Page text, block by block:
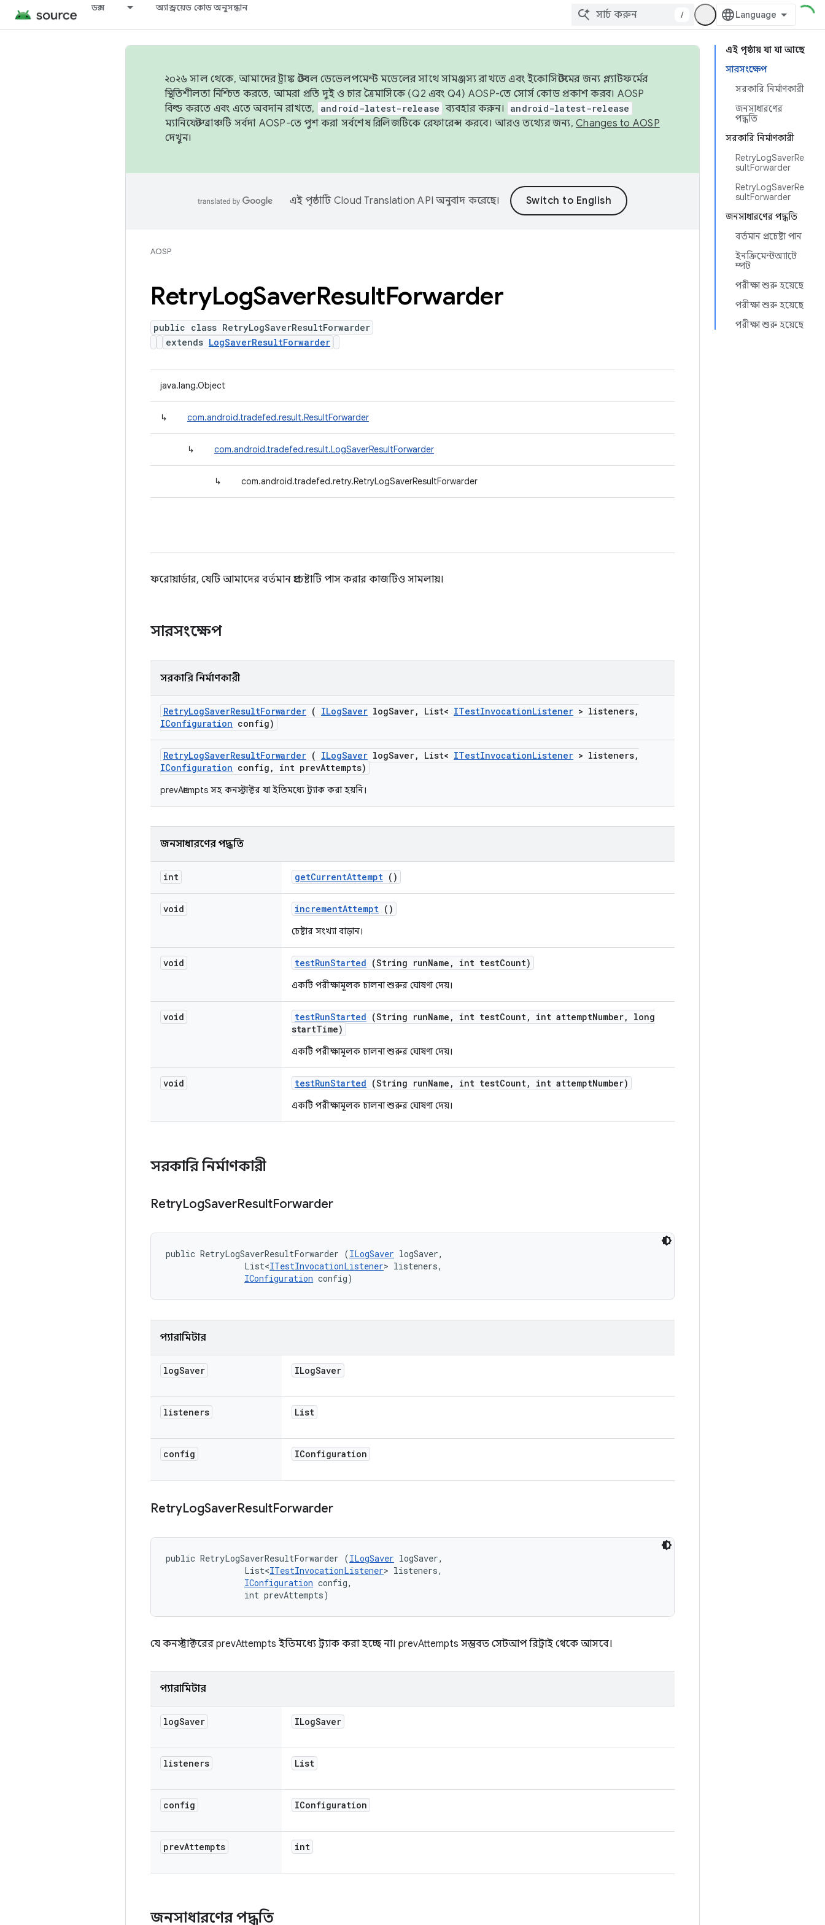
ডক্স অ্যান্ড্রয়েড কোড অনুসন্ধান
/
এই পৃষ্ঠায় যা যা আছে
সারসংক্ষেপ
সরকারি নির্মাণকারী
জনসাধারণের
পদ্ধতি
সরকারি নির্মাণকারী
RetryLogSaverRe
sultForwarder
RetryLogSaverRe
sultForwarder
জনসাধারণের পদ্ধতি
বর্তমান প্রচেষ্টা পান
ইনক্রিমেন্টঅ্যাটে
ম্পট
পরীক্ষা শুরু হয়েছে
পরীক্ষা শুরু হয়েছে
পরীক্ষা শুরু হয়েছে
২০২৬ সাল থেকে, আমাদের ট্রাঙ্ক স্টেবল ডেভেলপমেন্ট মডেলের সাথে সামঞ্জস্য রাখতে এবং ইকোসিস্টেমের জন্য প্ল্যাটফর্মের
স্থিতিশীলতা নিশ্চিত করতে, আমরা প্রতি দুই ও চার ত্রৈমাসিকে (Q2 এবং Q4) AOSP-তে সোর্স কোড প্রকাশ করব। AOSP
বিল্ড করতে এবং এতে অবদান রাখতে,
android-latest-release ব্যবহার করুন। android-latest-release
ম্যানিফেস্ট ব্রাঞ্চটি সর্বদা AOSP-তে পুশ করা সর্বশেষ রিলিজটিকে রেফারেন্স করবে। আরও তথ্যের জন্য, Changes to AOSP
দেখুন।
এই পৃষ্ঠাটি Cloud Translation API অনুবাদ করেছে।
AOSP
RetryLogSaverResultForwarder
public class RetryLogSaverResultForwarder
extends LogSaverResultForwarder
java.lang.Object
↳ com.android.tradefed.result.ResultForwarder
↳ com.android.tradefed.result.LogSaverResultForwarder
↳ com.android.tradefed.retry.RetryLogSaverResultForwarder
ফরোয়ার্ডার, যেটি আমাদের বর্তমান প্রচেষ্টাটি পাস করার কাজটিও সামলায়।
সারসংক্ষেপ
সরকারি নির্মাণকারী
RetryLogSaverResultForwarder ( ILogSaver logSaver, List< ITestInvocationListener > listeners,
IConfiguration config)
RetryLogSaverResultForwarder ( ILogSaver logSaver, List< ITestInvocationListener > listeners,
IConfiguration config , int prevAttempts)
prevAttempts সহ কনস্ট্রাক্টর যা ইতিমধ্যে ট্র্যাক করা হয়নি।
জনসাধারণের পদ্ধতি
int getCurrentAttempt ()
void incrementAttempt ()
চেষ্টার সংখ্যা বাড়ান।
void testRunStarted (String runName , int testCount)
একটি পরীক্ষামূলক চালনা শুরুর ঘোষণা দেয়।
void testRunStarted (String runName , int testCount, int attemptNumber,
long
startTime)
একটি পরীক্ষামূলক চালনা শুরুর ঘোষণা দেয়।
void testRunStarted (String runName , int testCount, int attemptNumber)
একটি পরীক্ষামূলক চালনা শুরুর ঘোষণা দেয়।
সরকারি নির্মাণকারী
RetryLogSaverResultForwarder
public RetryLogSaverResultForwarder (ILogSaver logSaver,
                List<
ITestInvocationListener> listeners,
IConfiguration config)
প্যারামিটার
logSaver ILogSaver
listeners List
config IConfiguration
RetryLogSaverResultForwarder
public RetryLogSaverResultForwarder (ILogSaver logSaver,
                List<
ITestInvocationListener> listeners,
IConfiguration config,
                int prevAttempts)
যে কনস্ট্রাক্টরের prevAttempts ইতিমধ্যে ট্র্যাক করা হচ্ছে না। prevAttempts সম্ভবত সেটআপ রিট্রাই থেকে আসবে।
প্যারামিটার
logSaver ILogSaver
listeners List
config IConfiguration
prevAttempts int
জনসাধারণের পদ্ধতি